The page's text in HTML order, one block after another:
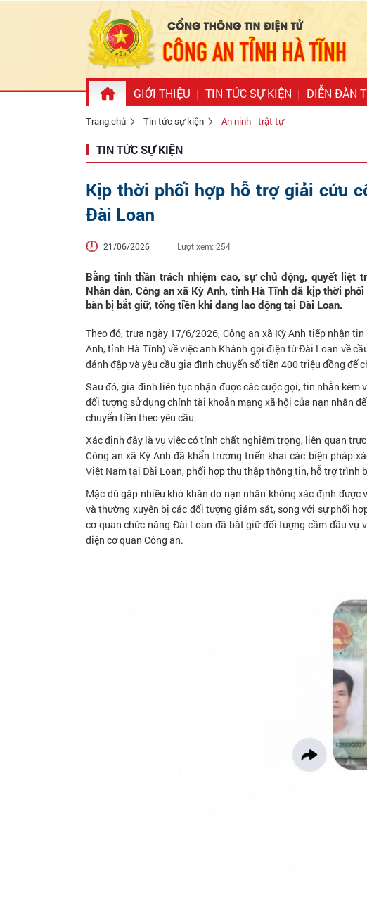
GIỚI THIỆU TIN TỨC SỰ KIỆN DIỄN ĐÀN
Trang chủ Tin tức sự kiện An ninh - trật tự
TIN TỨC SỰ KIỆN
Kịp thời phối hợp hỗ trợ giải cứu
Đài Loan
21/06/2026 Lượt xem: 254
Bằng tinh thần trách nhiệm cao, sự chủ động, quyết liệt
Nhân dân, Công an xã Kỳ Anh, tỉnh Hà Tĩnh đã kịp thời
bàn bị bắt giữ, tống tiền khi đang lao động tại Đài Loan.
Theo đó, trưa ngày 17/6/2026, Công an xã Kỳ Anh tiếp nhận
Anh, tỉnh Hà Tĩnh) về việc anh Khánh gọi điện từ Đài Loan về
đánh đập và yêu cầu gia đình chuyển số tiền 400 triệu đồng để
Sau đó, gia đình liên tục nhận được các cuộc gọi, tin nhắn
đối tượng sử dụng chính tài khoản mạng xã hội của nạn nhân
chuyển tiền theo yêu cầu.
Xác định đây là vụ việc có tính chất nghiêm trọng, liên quan
Công an xã Kỳ Anh đã khẩn trương triển khai các biện pháp
Việt Nam tại Đài Loan, phối hợp thu thập thông tin, hỗ trợ trình
Mặc dù gặp nhiều khó khăn do nạn nhân không xác định
và thường xuyên bị các đối tượng giám sát, song với sự phối
cơ quan chức năng Đài Loan đã bắt giữ đối tượng cầm đầu vụ
diện cơ quan Công an.